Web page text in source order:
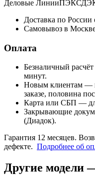
Деловые ЛинииПЭК
Доставка по
Самовывоз в
Оплата
Безналичный расчёт
минут.
Новым клиентам —
заказе, половина
Карта или СБП —
Закрывающие
(Диадок).
Гарантия 12 месяцев.
дефекте. Подробнее об
Другие модели